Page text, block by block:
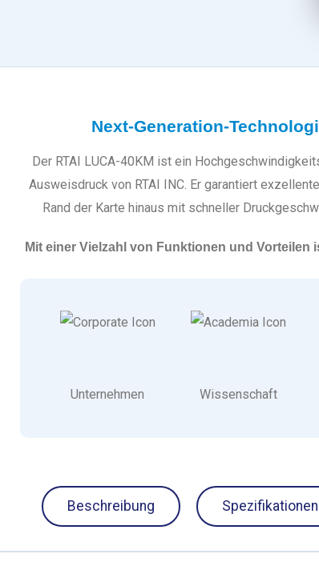
Next-Generation-
Der RTAI LUCA-40KM ist ein
Ausweisdruck von RTAI INC. Er garantiert
Rand der Karte hinaus mit schneller
Mit einer Vielzahl von Funktionen und
Unternehmen Wissenschaft
Beschreibung Spezifikationen